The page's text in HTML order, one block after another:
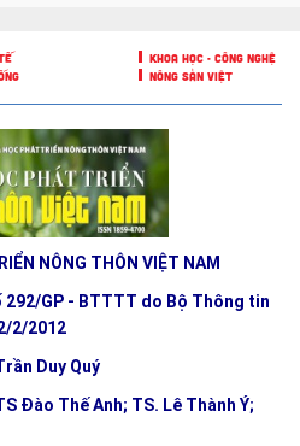
KHOA HỌC - CÔNG NGHỆ
NÔNG SẢN VIỆT
NÔNG THÔN VIỆT NAM
292/GP - BTTTT do Bộ Thông tin
2/2012
Duy Quý
Đào Thế Anh; TS. Lê Thành Ý;